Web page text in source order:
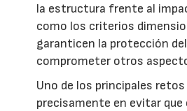
la estructura frente al
como los criterios
garanticen la protección
comprometer otros
Uno de los principales
precisamente en evitar que